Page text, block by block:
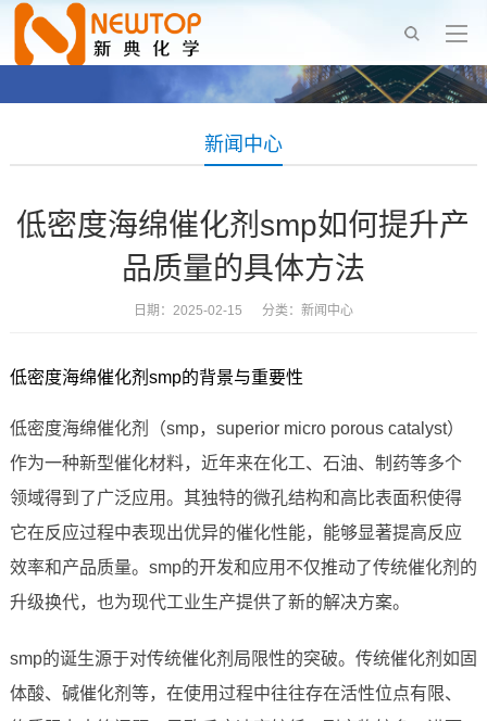
新闻中心
低密度海绵催化剂smp如何提升产
品质量的具体方法
日期：2025-02-15 分类： 新闻中心
低密度海绵催化剂smp的背景与重要性
低密度海绵催化剂（smp，superior micro porous catalyst）
作为一种新型催化材料，近年来在化工、石油、制药等多个
领域得到了广泛应用。其独特的微孔结构和高比表面积使得
它在反应过程中表现出优异的催化性能，能够显著提高反应
效率和产品质量。smp的开发和应用不仅推动了传统催化剂的
升级换代，也为现代工业生产提供了新的解决方案。
smp的诞生源于对传统催化剂局限性的突破。传统催化剂如固
体酸、碱催化剂等，在使用过程中往往存在活性位点有限、